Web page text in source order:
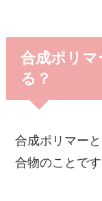
合成ポリ
る？
合成ポリマー
合物のことです